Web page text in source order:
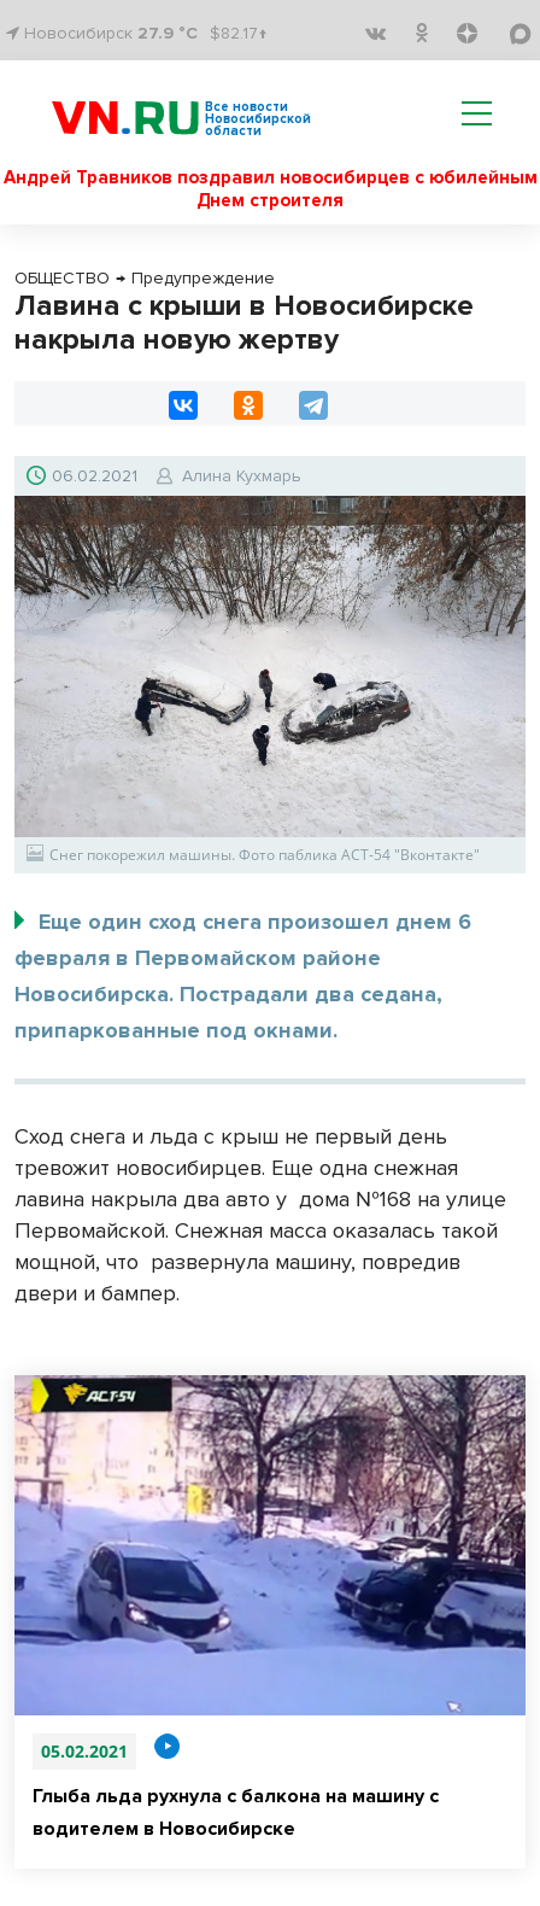
Новосибирск 27.9 °C $82.17↑
Все новости
Новосибирской
области
Андрей Травников поздравил новосибирцев с юбилейным
Днем строителя
ОБЩЕСТВО → Предупреждение
Лавина с крыши в Новосибирске
накрыла новую жертву
06.02.2021 Алина Кухмарь
Снег покорежил машины. Фото паблика АСТ-54 "Вконтакте"
Еще один сход снега произошел днем 6
февраля в Первомайском районе
Новосибирска. Пострадали два седана,
припаркованные под окнами.
Сход снега и льда с крыш не первый день
тревожит новосибирцев. Еще одна снежная
лавина накрыла два авто у дома №168 на улице
Первомайской. Снежная масса оказалась такой
мощной, что развернула машину, повредив
двери и бампер.
05.02.2021
Глыба льда рухнула с балкона на машину с
водителем в Новосибирске